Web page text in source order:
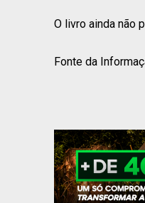
O livro ainda não
Fonte da